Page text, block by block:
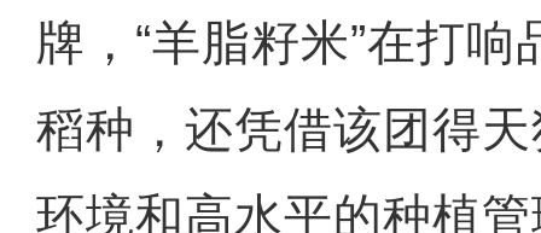
牌，“羊脂籽米”在打
稻种，还凭借该团得
环境和高水平的种植